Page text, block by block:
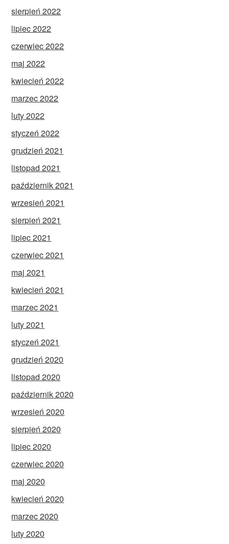
sierpień 2022
lipiec 2022
czerwiec 2022
maj 2022
kwiecień 2022
marzec 2022
luty 2022
styczeń 2022
grudzień 2021
listopad 2021
październik 2021
wrzesień 2021
sierpień 2021
lipiec 2021
czerwiec 2021
maj 2021
kwiecień 2021
marzec 2021
luty 2021
styczeń 2021
grudzień 2020
listopad 2020
październik 2020
wrzesień 2020
sierpień 2020
lipiec 2020
czerwiec 2020
maj 2020
kwiecień 2020
marzec 2020
luty 2020